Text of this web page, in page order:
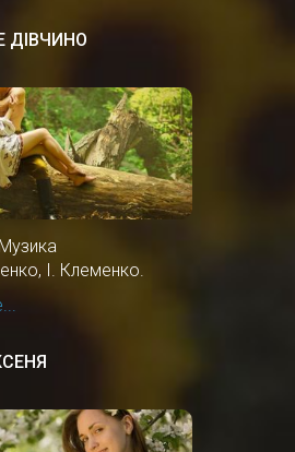
ДІВЧИНО
Музика
І. Клеменко.